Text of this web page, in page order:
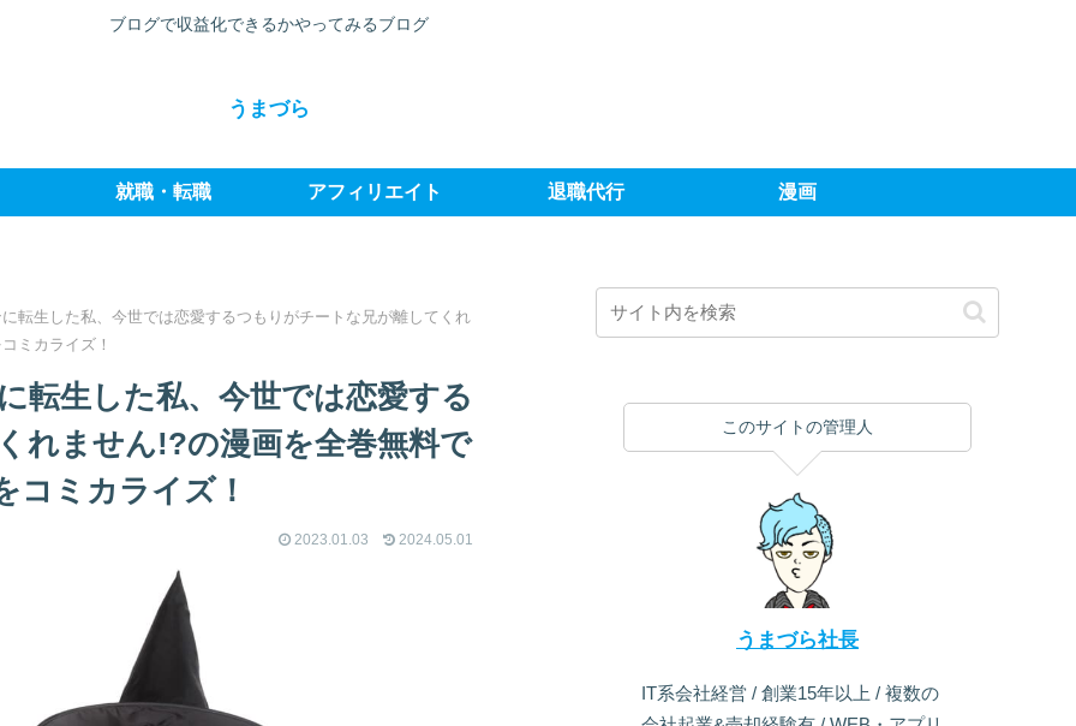
ブログで収益化できるかやってみるブログ
うまづら
就職・転職 アフィリエイト 退職代行 漫画
転生した私、今世では恋愛するつもりがチートな兄が離してくれ
ミカライズ！
転生した私、今世では恋愛する
れません!?の漫画を全巻無料で
コミカライズ！
2023.01.03 2024.05.01
このサイトの管理人
うまづら社長
IT系会社経営 / 創業15年以上 / 複数の